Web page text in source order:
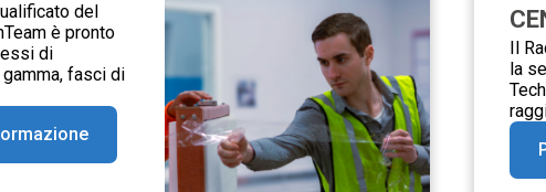
del
è pronto
di
fasci di
Il
la